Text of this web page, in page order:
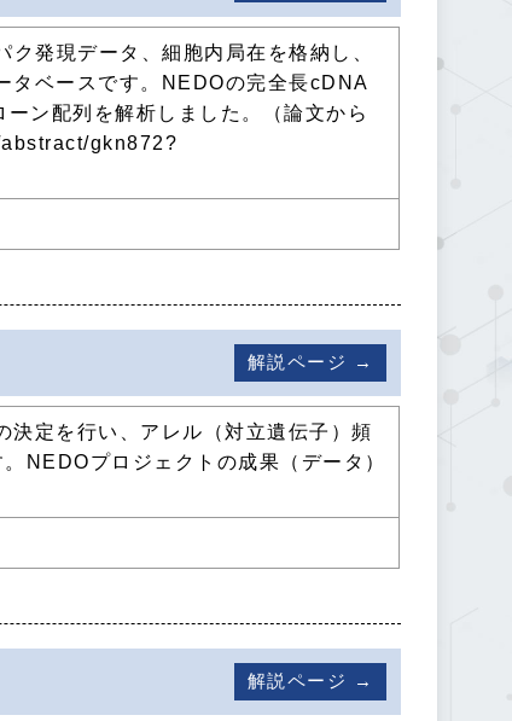
発現データ、細胞内局在を格納し、
タベースです。NEDOの完全長cDNA
ン配列を解析しました。（論文から
gkn872?
決定を行い、アレル（対立遺伝子）頻
NEDOプロジェクトの成果（データ）
解説ページ →
解説ページ →